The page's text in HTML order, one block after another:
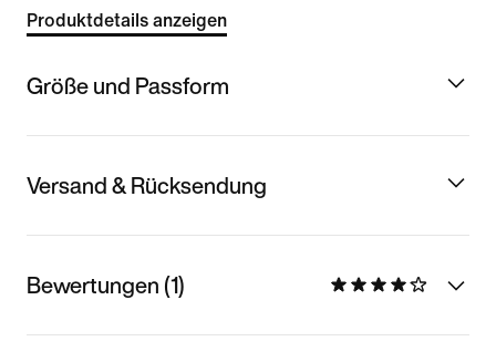
Produktdetails anzeigen
Größe und Passform
Versand & Rücksendung
Bewertungen (1)